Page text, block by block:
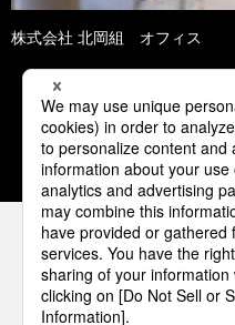
株式会社 北岡組 オフィス
1 2
パナソニックの電